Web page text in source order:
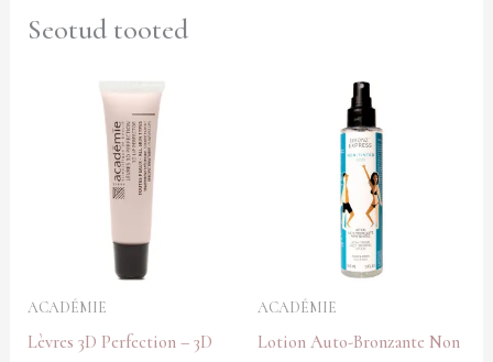
Seotud tooted
ACADÉMIE
Lèvres 3D Perfection – 3D
ACADÉMIE
Lotion Auto-Bronzante Non